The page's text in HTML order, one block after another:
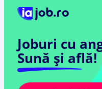
Joburi cu
Sună și află!